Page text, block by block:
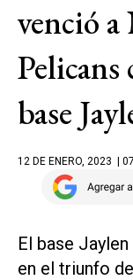
venció
base
12 DE ENERO, 2023 |
El base
en el triunfo